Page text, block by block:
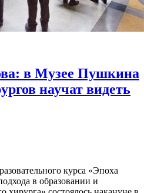
в Музее Пушкина
научат видеть
курса «Эпоха
в образовании и